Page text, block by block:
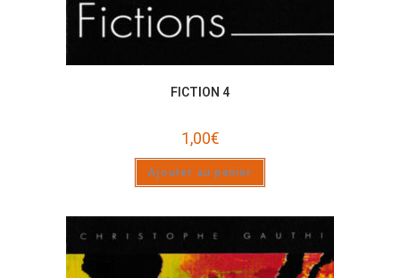
FICTION 4
1,00€
Ajouter au panier